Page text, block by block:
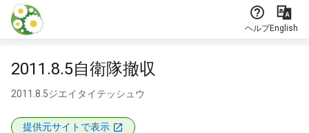
本文に飛ぶ
ヘルプEnglish
2011.8.5自衛隊撤収
2011.8.5ジエイタイテッシュウ
提供元サイトで表示